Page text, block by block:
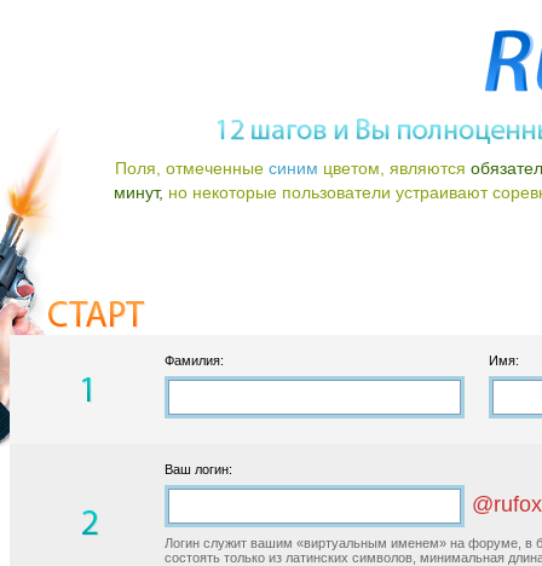
Поля, отмеченные синим цветом, являются
минут, но некоторые пользователи устраивают
Фамилия: Имя:
Ваш логин:
Логин служит вашим «виртуальным именем» на форуме, в
состоять только из латинских символов, минимальная